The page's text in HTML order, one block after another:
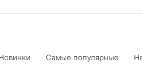
Самые популярные